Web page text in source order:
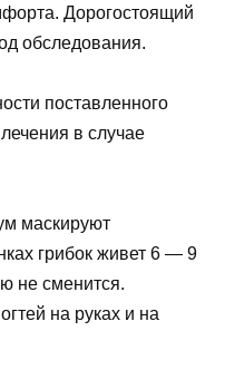
Дорогостоящий
обследования.
поставленного
в случае
маскируют
грибок живет 6 — 9
не сменится.
на руках и на